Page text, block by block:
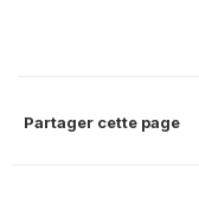
Partager cette page